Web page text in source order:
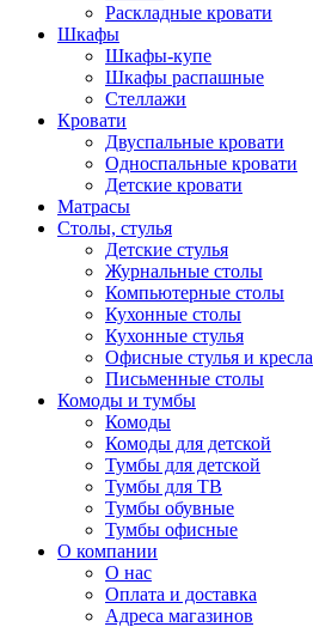
Раскладные кровати
Шкафы
Шкафы-купе
Шкафы распашные
Стеллажи
Кровати
Двуспальные кровати
Односпальные кровати
Детские кровати
Матрасы
Столы, стулья
Детские стулья
Журнальные столы
Компьютерные столы
Кухонные столы
Кухонные стулья
Офисные стулья и кресла
Письменные столы
Комоды и тумбы
Комоды
Комоды для детской
Тумбы для детской
Тумбы для ТВ
Тумбы обувные
Тумбы офисные
О компании
О нас
Оплата и доставка
Адреса магазинов